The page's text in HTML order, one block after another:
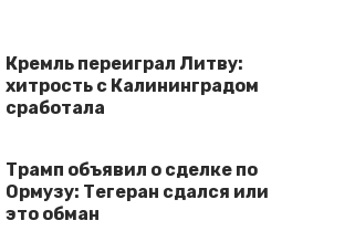
Кремль переиграл Литву:
хитрость с Калининградом
сработала
Трамп объявил о сделке по
Ормузу: Тегеран сдался или
это обман